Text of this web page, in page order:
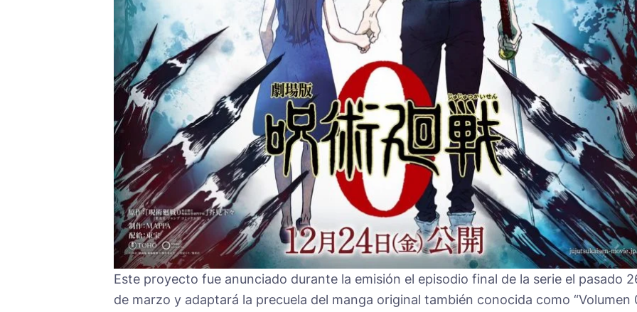
Este proyecto fue anunciado durante la emisión el episodio final de la serie el pasado
de marzo y adaptará la precuela del manga original también conocida como “Volumen